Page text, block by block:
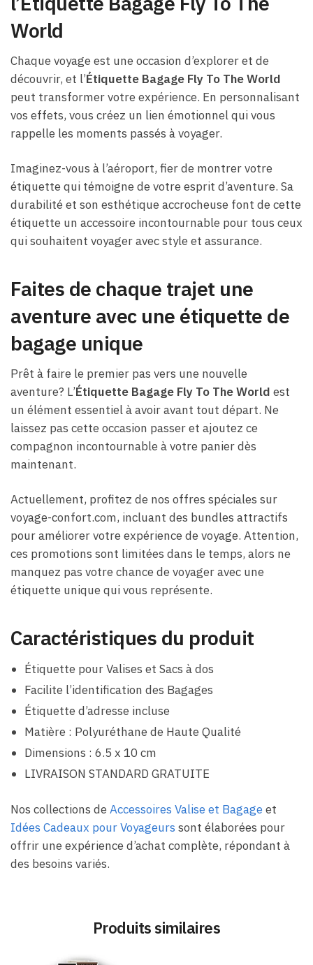
World
Chaque voyage est une occasion d’explorer et de
découvrir, et l’Étiquette Bagage Fly To The World
peut transformer votre expérience. En personnalisant
vos effets, vous créez un lien émotionnel qui vous
rappelle les moments passés à voyager.
Imaginez-vous à l’aéroport, fier de montrer votre
étiquette qui témoigne de votre esprit d’aventure. Sa
durabilité et son esthétique accrocheuse font de cette
étiquette un accessoire incontournable pour tous ceux
qui souhaitent voyager avec style et assurance.
Faites de chaque trajet une
aventure avec une étiquette de
bagage unique
Prêt à faire le premier pas vers une nouvelle
aventure? L’Étiquette Bagage Fly To The World est
un élément essentiel à avoir avant tout départ. Ne
laissez pas cette occasion passer et ajoutez ce
compagnon incontournable à votre panier dès
maintenant.
Actuellement, profitez de nos offres spéciales sur
voyage-confort.com, incluant des bundles attractifs
pour améliorer votre expérience de voyage. Attention,
ces promotions sont limitées dans le temps, alors ne
manquez pas votre chance de voyager avec une
étiquette unique qui vous représente.
Caractéristiques du produit
Étiquette pour Valises et Sacs à dos
Facilite l’identification des Bagages
Étiquette d’adresse incluse
Matière : Polyuréthane de Haute Qualité
Dimensions : 6.5 x 10 cm
LIVRAISON STANDARD GRATUITE
Nos collections deAccessoires Valise et Bagageet
Idées Cadeaux pour Voyageurs sont élaborées pour
offrir une expérience d’achat complète, répondant à
des besoins variés.
Produits similaires